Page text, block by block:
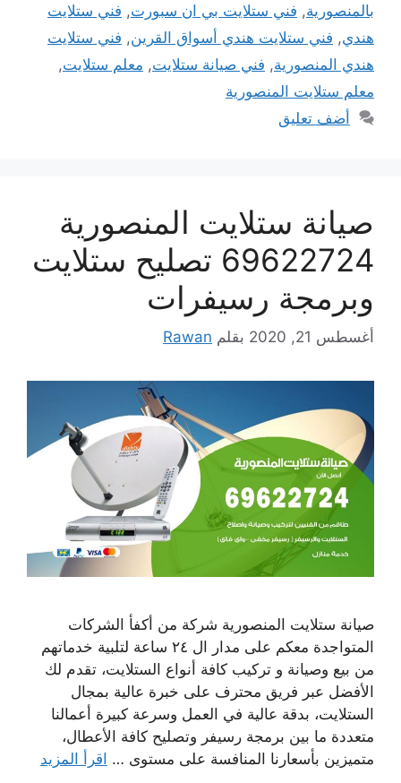
بالمنصورية, فني ستلايت بي ان سبورت, فني ستلايت
هندي, فني ستلايت هندي أسواق القرين, فني ستلايت
هندي المنصورية, فني صيانة ستلايت, معلم ستلايت,
معلم ستلايت المنصورية
أضف تعليق
صيانة ستلايت المنصورية
69622724 تصليح ستلايت
وبرمجة رسيفرات
أغسطس 21, 2020 بقلم Rawan
صيانة ستلايت المنصورية شركة من أكفأ الشركات
المتواجدة معكم على مدار ال ٢٤ ساعة لتلبية خدماتهم
من بيع وصيانة و تركيب كافة أنواع الستلايت، تقدم لك
الأفضل عبر فريق محترف على خبرة عالية بمجال
الستلايت، بدقة عالية في العمل وسرعة كبيرة أعمالنا
متعددة ما بين برمجة رسيفر وتصليح كافة الأعطال،
متميزين بأسعارنا المنافسة على مستوى … اقرأ المزيد